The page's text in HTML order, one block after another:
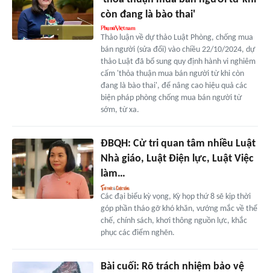
còn đang là bào thai'
Thảo luận về dự thảo Luật Phòng, chống mua
bán người (sửa đổi) vào chiều 22/10/2024, dự
thảo Luật đã bổ sung quy định hành vi nghiêm
cấm 'thỏa thuận mua bán người từ khi còn
đang là bào thai', để nâng cao hiệu quả các
biện pháp phòng chống mua bán người từ
sớm, từ xa.
ĐBQH: Cử tri quan tâm nhiều Luật
Nhà giáo, Luật Điện lực, Luật Việc
làm…
Các đại biểu kỳ vọng, Kỳ họp thứ 8 sẽ kịp thời
góp phần tháo gỡ khó khăn, vướng mắc về thể
chế, chính sách, khơi thông nguồn lực, khắc
phục các điểm nghẽn.
Bài cuối: Rõ trách nhiệm bảo vệ